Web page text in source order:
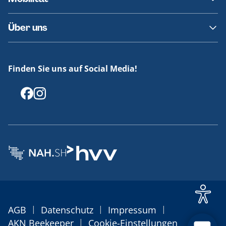
Fundsachen
Häufige Fragen
Barrierefreies Reisen
Erklärung Barrierefreiheit
Über uns
Offenlegungen
Finden Sie uns auf Social Media!
AGB | Datenschutz | Impressum |
AKN Beekeeper | Cookie-Einstellungen